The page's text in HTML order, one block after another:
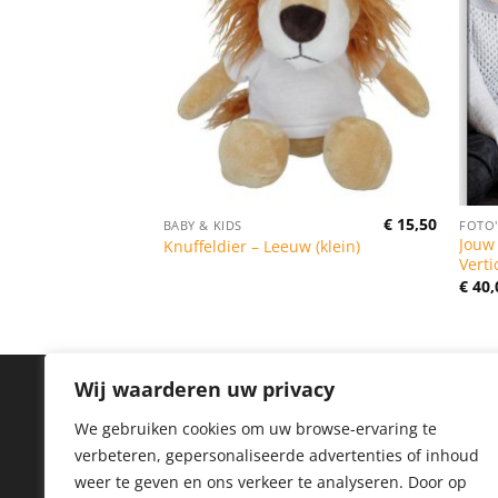
Wij waarderen uw privacy
We gebruiken cookies om uw browse-ervaring te
verbeteren, gepersonaliseerde advertenties of inhoud
weer te geven en ons verkeer te analyseren. Door op
BABY & KIDS
Knuffeldier – Leeuw (klein)
€ 15,50
€
Oorspronkelijke
Huidige
prijs